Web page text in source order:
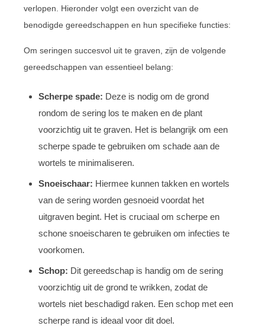
verlopen. Hieronder volgt een overzicht van de
benodigde gereedschappen en hun specifieke functies:
Om seringen succesvol uit te graven, zijn de volgende
gereedschappen van essentieel belang:
Scherpe spade: Deze is nodig om de grond
rondom de sering los te maken en de plant
voorzichtig uit te graven. Het is belangrijk om een
scherpe spade te gebruiken om schade aan de
wortels te minimaliseren.
Snoeischaar: Hiermee kunnen takken en wortels
van de sering worden gesnoeid voordat het
uitgraven begint. Het is cruciaal om scherpe en
schone snoeischaren te gebruiken om infecties te
voorkomen.
Schop: Dit gereedschap is handig om de sering
voorzichtig uit de grond te wrikken, zodat de
wortels niet beschadigd raken. Een schop met een
scherpe rand is ideaal voor dit doel.